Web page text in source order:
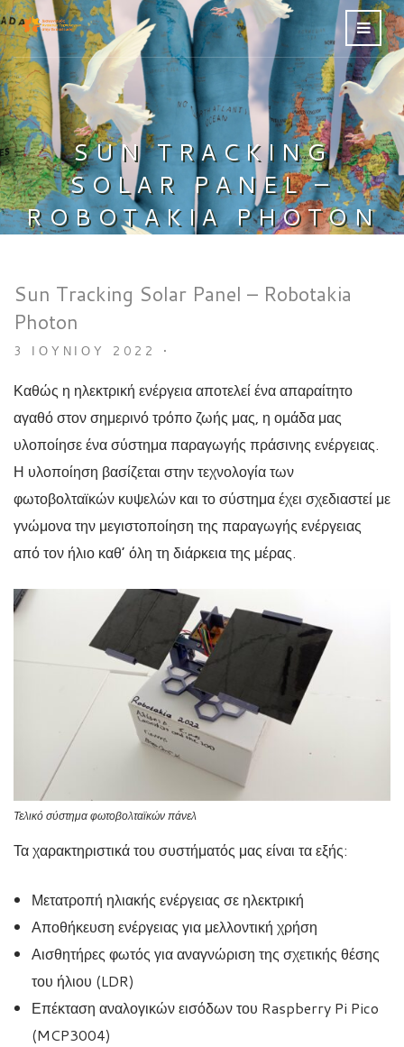
SUN TRACKING
SOLAR PANEL –
ROBOTAKIA PHOTON
Sun Tracking Solar Panel – Robotakia
Photon
3 ΙΟΥΝΊΟΥ 2022 •
Καθώς η ηλεκτρική ενέργεια αποτελεί ένα απαραίτητο
αγαθό στον σημερινό τρόπο ζωής μας, η ομάδα μας
υλοποίησε ένα σύστημα παραγωγής πράσινης ενέργειας.
Η υλοποίηση βασίζεται στην τεχνολογία των
φωτοβολταϊκών κυψελών και το σύστημα έχει σχεδιαστεί με
γνώμονα την μεγιστοποίηση της παραγωγής ενέργειας
από τον ήλιο καθ’ όλη τη διάρκεια της μέρας.
Τελικό σύστημα φωτοβολταϊκών πάνελ
Τα χαρακτηριστικά του συστήματός μας είναι τα εξής:
Μετατροπή ηλιακής ενέργειας σε ηλεκτρική
Αποθήκευση ενέργειας για μελλοντική χρήση
Αισθητήρες φωτός για αναγνώριση της σχετικής θέσης
του ήλιου (LDR)
Επέκταση αναλογικών εισόδων του Raspberry Pi Pico
(MCP3004)